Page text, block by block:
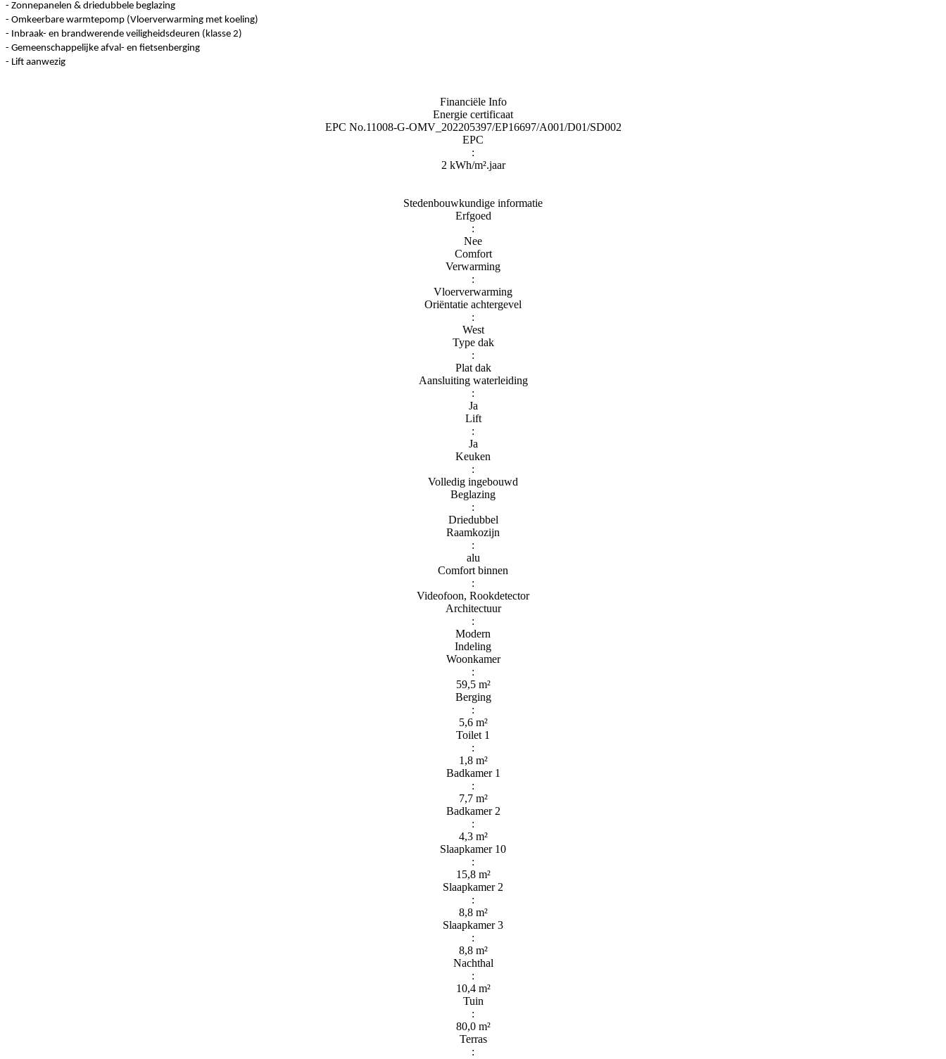
- Zonnepanelen & driedubbele beglazing
- Omkeerbare warmtepomp (Vloerverwarming met koeling)
- Inbraak- en brandwerende veiligheidsdeuren (klasse 2)
- Gemeenschappelijke afval- en fietsenberging
- Lift aanwezig
Financiële Info
Energie certificaat
EPC No.11008-G-OMV_202205397/EP16697/A001/D01/SD002
EPC
:
2 kWh/m².jaar
Stedenbouwkundige informatie
Erfgoed
:
Nee
Comfort
Verwarming
:
Vloerverwarming
Oriëntatie achtergevel
:
West
Type dak
:
Plat dak
Aansluiting waterleiding
:
Ja
Lift
:
Ja
Keuken
:
Volledig ingebouwd
Beglazing
:
Driedubbel
Raamkozijn
:
alu
Comfort binnen
:
Videofoon, Rookdetector
Architectuur
:
Modern
Indeling
Woonkamer
:
59,5 m²
Berging
:
5,6 m²
Toilet 1
:
1,8 m²
Badkamer 1
:
7,7 m²
Badkamer 2
:
4,3 m²
Slaapkamer 10
:
15,8 m²
Slaapkamer 2
:
8,8 m²
Slaapkamer 3
:
8,8 m²
Nachthal
:
10,4 m²
Tuin
:
80,0 m²
Terras
: